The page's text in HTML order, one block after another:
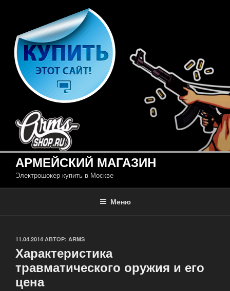
содержимому
АРМЕЙСКИЙ МАГАЗИН
Электрошокер купить в Москве
Меню
ОПУБЛИКОВАНО
11.04.2014 АВТОР: ARMS
Характеристика
травматического оружия и его
цена